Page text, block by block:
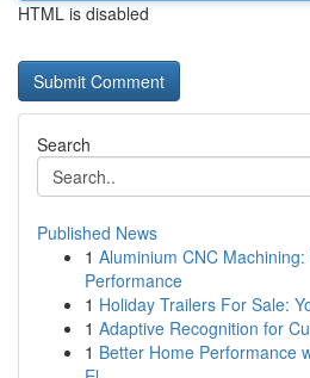
HTML is disabled
Search
Published News
1 Aluminium CNC
Performance
1 Holiday Trailers For Sale:
1 Adaptive Recognition for
1 Better Home Performance